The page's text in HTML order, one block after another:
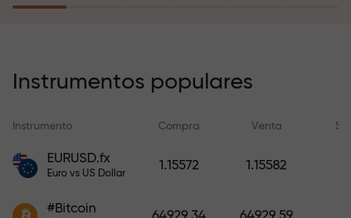
recargar su cuenta.
compensa sus pérdidas y
garantiza triplicar el beneficio
tranquilidad: su capital está
bono mil veces mayor que su
Instrumentos populares
Instrumento Compra Venta
EURUSD.fx
Euro vs US Dollar
1.15572 1.15582
#Bitcoin
64929.34 64929.59